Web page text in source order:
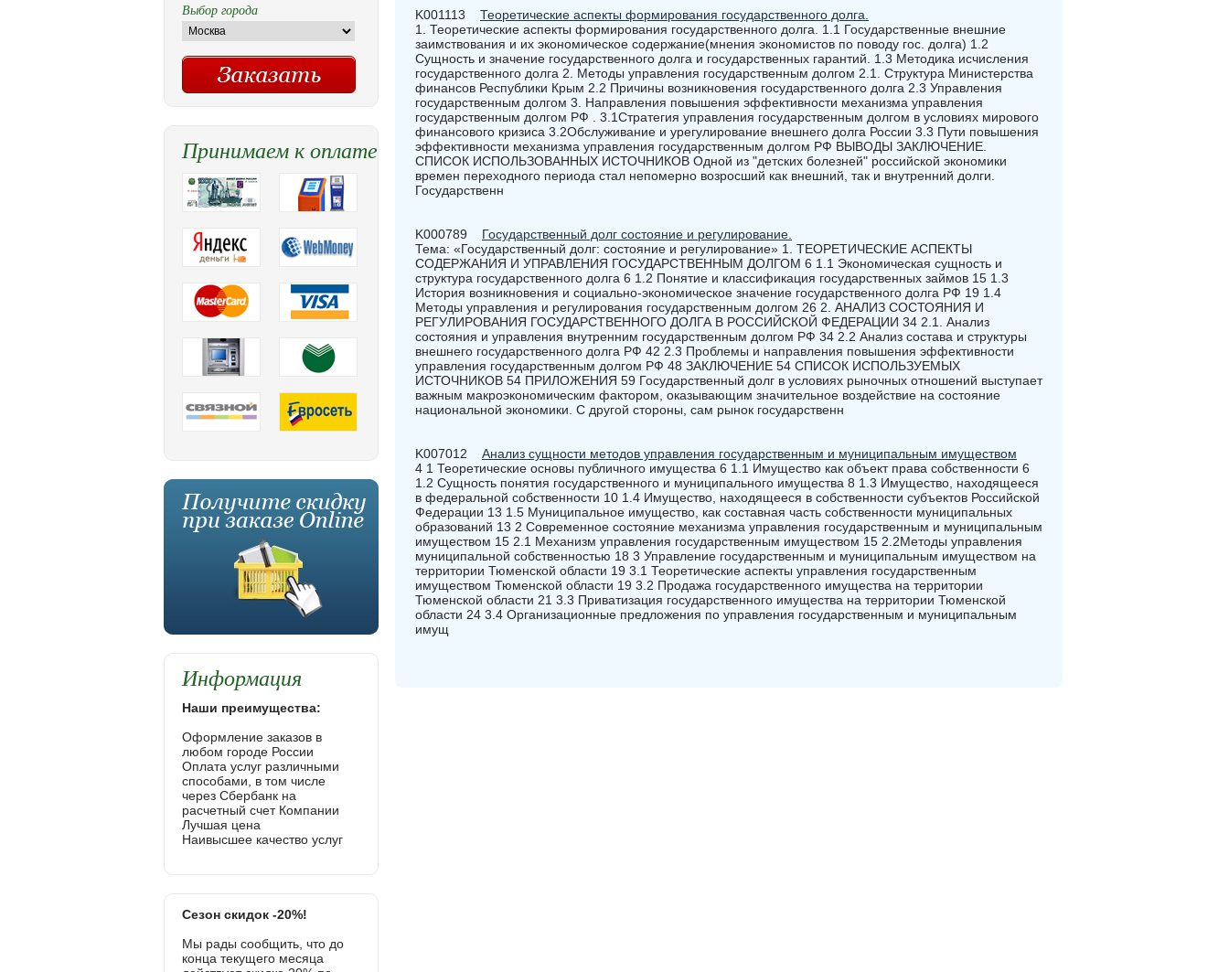
K001113 Теоретические аспекты формирования государственного долга.
1. Теоретические аспекты формирования государственного долга. 1.1 Государственные внешние
заимствования и их экономическое содержание(мнения экономистов по поводу гос. долга) 1.2
Сущность и значение государственного долга и государственных гарантий. 1.3 Методика исчисления
государственного долга 2. Методы управления государственным долгом 2.1. Структура Министерства
финансов Республики Крым 2.2 Причины возникновения государственного долга 2.3 Управления
государственным долгом 3. Направления повышения эффективности механизма управления
государственным долгом РФ . 3.1Стратегия управления государственным долгом в условиях мирового
финансового кризиса 3.2Обслуживание и урегулирование внешнего долга России 3.3 Пути повышения
эффективности механизма управления государственным долгом РФ ВЫВОДЫ ЗАКЛЮЧЕНИЕ.
СПИСОК ИСПОЛЬЗОВАННЫХ ИСТОЧНИКОВ Одной из "детских болезней" российской экономики
времен переходного периода стал непомерно возросший как внешний, так и внутренний долги.
Государственн
K000789 Государственный долг состояние и регулирование.
Тема: «Государственный долг: состояние и регулирование» 1. ТЕОРЕТИЧЕСКИЕ АСПЕКТЫ
СОДЕРЖАНИЯ И УПРАВЛЕНИЯ ГОСУДАРСТВЕННЫМ ДОЛГОМ 6 1.1 Экономическая сущность и
структура государственного долга 6 1.2 Понятие и классификация государственных займов 15 1.3
История возникновения и социально-экономическое значение государственного долга РФ 19 1.4
Методы управления и регулирования государственным долгом 26 2. АНАЛИЗ СОСТОЯНИЯ И
РЕГУЛИРОВАНИЯ ГОСУДАРСТВЕННОГО ДОЛГА В РОССИЙСКОЙ ФЕДЕРАЦИИ 34 2.1. Анализ
состояния и управления внутренним государственным долгом РФ 34 2.2 Анализ состава и структуры
внешнего государственного долга РФ 42 2.3 Проблемы и направления повышения эффективности
управления государственным долгом РФ 48 ЗАКЛЮЧЕНИЕ 54 СПИСОК ИСПОЛЬЗУЕМЫХ
ИСТОЧНИКОВ 54 ПРИЛОЖЕНИЯ 59 Государственный долг в условиях рыночных отношений выступает
важным макроэкономическим фактором, оказывающим значительное воздействие на состояние
национальной экономики. С другой стороны, сам рынок государственн
K007012 Анализ сущности методов управления государственным и муниципальным имуществом
4 1 Теоретические основы публичного имущества 6 1.1 Имущество как объект права собственности 6
1.2 Сущность понятия государственного и муниципального имущества 8 1.3 Имущество, находящееся
в федеральной собственности 10 1.4 Имущество, находящееся в собственности субъектов Российской
Федерации 13 1.5 Муниципальное имущество, как составная часть собственности муниципальных
образований 13 2 Современное состояние механизма управления государственным и муниципальным
имуществом 15 2.1 Механизм управления государственным имуществом 15 2.2Методы управления
муниципальной собственностью 18 3 Управление государственным и муниципальным имуществом на
территории Тюменской области 19 3.1 Теоретические аспекты управления государственным
имуществом Тюменской области 19 3.2 Продажа государственного имущества на территории
Тюменской области 21 3.3 Приватизация государственного имущества на территории Тюменской
области 24 3.4 Организационные предложения по управления государственным и муниципальным
имущ
Выбор города
Принимаем к оплате
Информация
Наши преимущества:
Оформление заказов в
любом городе России
Оплата услуг различными
способами, в том числе
через Сбербанк на
расчетный счет Компании
Лучшая цена
Наивысшее качество услуг
Сезон скидок -20%!
Мы рады сообщить, что до
конца текущего месяца